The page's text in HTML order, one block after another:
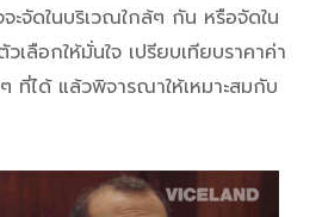
จัดในบริเวณใกล้ๆ กัน หรือจัดใน
เลือกให้มั่นใจ เปรียบเทียบราคาค่า
ที่ได้ แล้วพิจารณาให้เหมาะสมกับ